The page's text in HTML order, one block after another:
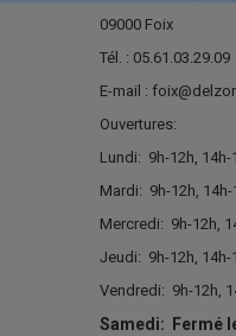
09000 Foix
Tél. : 05.61.03.29.09
E-mail :
Ouvertures:
Lundi: 9h-12h, 14h-
Mardi: 9h-12h, 14h-
Mercredi: 9h-12h,
Jeudi: 9h-12h, 14h-
Vendredi: 9h-12h,
Samedi: Fermé